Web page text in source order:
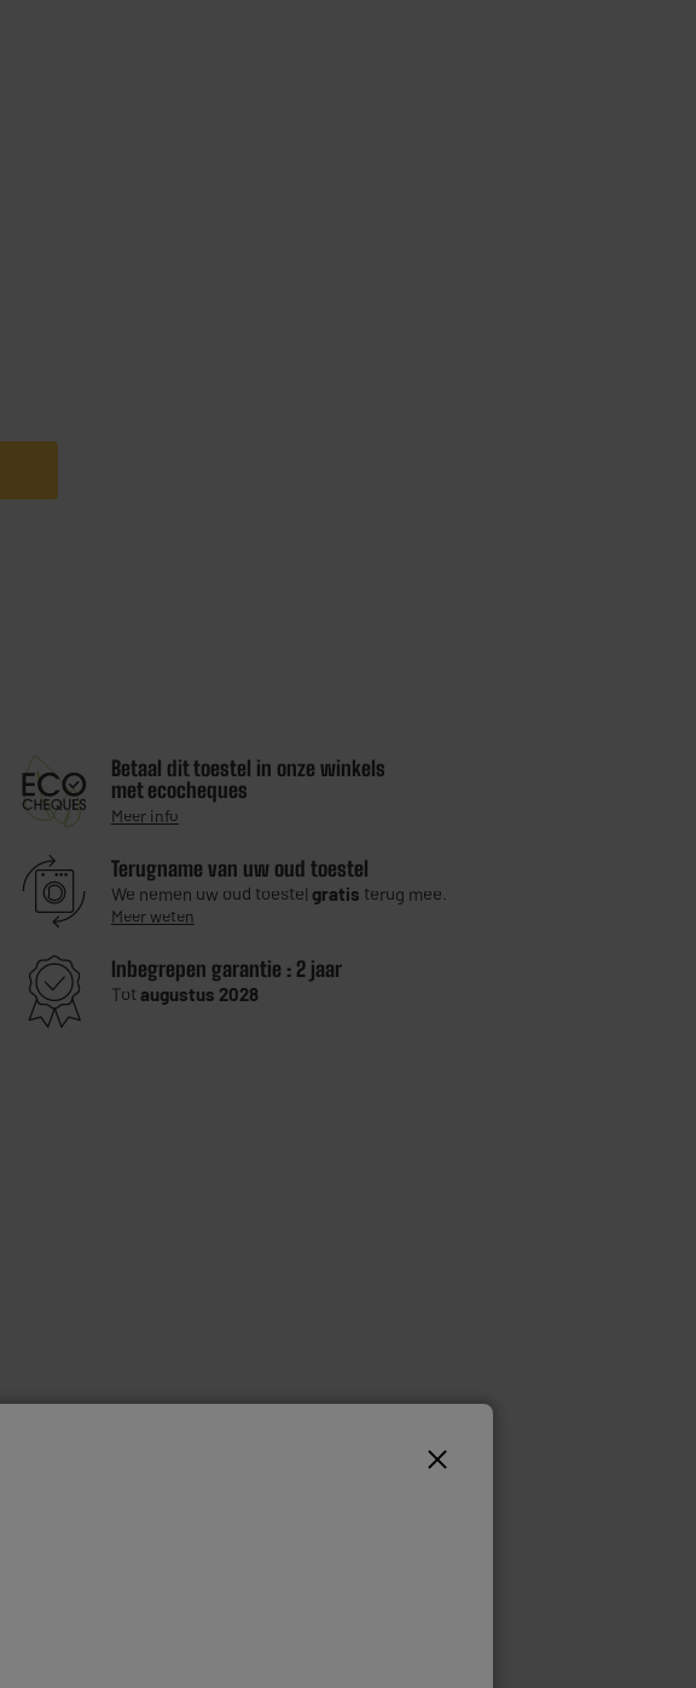
Betaal dit toestel in onze winkels
met ecocheques
Meer info
Terugname van uw oud toestel
We nemen uw oud toestel gratis terug mee.
Meer weten
Inbegrepen garantie : 2 jaar
Totaugustus 2028